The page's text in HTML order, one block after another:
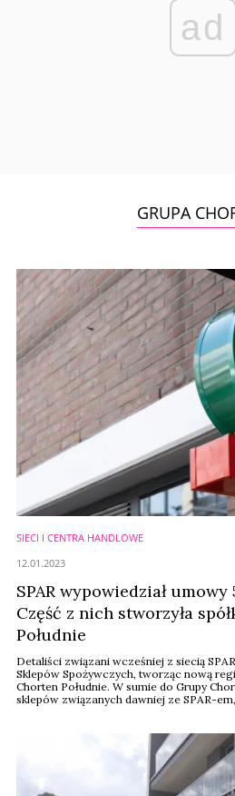
ad
GRUPA
SIECI I CENTRA HANDLOWE
SPAR wypowiedział
Część z nich stworzyła
Południe
Detaliści związani wcześniej z siecią
Sklepów Spożywczych, tworząc nową
Chorten Południe. W sumie do Grupy
sklepów związanych dawniej ze SPAR-
12.01.2023